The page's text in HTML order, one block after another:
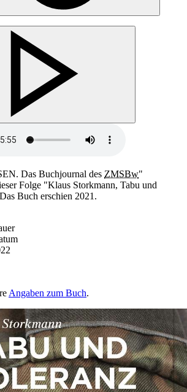
Das Buchjournal des ZMSBw"
Folge "Klaus Storkmann, Tabu und
Buch erschien 2021.
Angaben zum Buch.